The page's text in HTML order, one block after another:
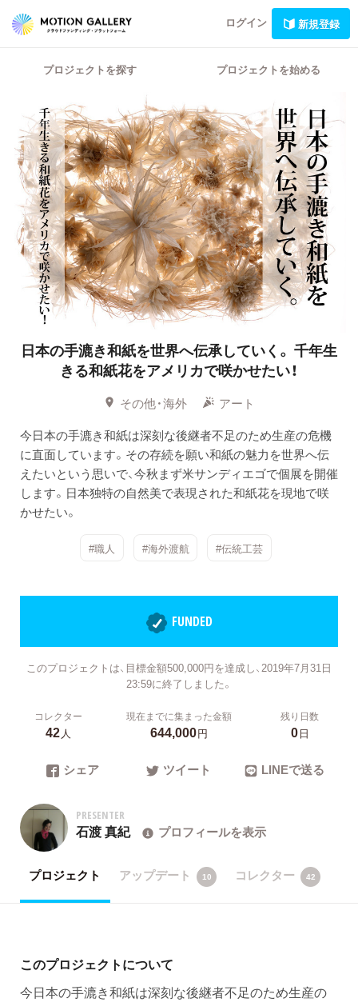
ログイン 新規登録
プロジェクトを探す プロジェクトを始める
日本の手漉き和紙を世界へ伝承していく。 千年生
きる和紙花をアメリカで咲かせたい！
その他・海外
アート
今日本の手漉き和紙は深刻な後継者不足のため生産の危機
に直面しています。その存続を願い和紙の魅力を世界へ伝
えたいという思いで、今秋まず米サンディエゴで個展を開催
します。日本独特の自然美で表現された和紙花を現地で咲
かせたい。
#職人 #海外渡航 #伝統工芸
FUNDED
このプロジェクトは、目標金額500,000円を達成し、2019年7月31日
23:59に終了しました。
コレクター
42人
現在までに集まった金額
644,000円
残り日数
0日
シェア ツイート LINEで送る
PRESENTER
石渡 真紀 プロフィールを表示
プロジェクト アップデート 10 コレクター 42
このプロジェクトについて
今日本の手漉き和紙は深刻な後継者不足のため生産の